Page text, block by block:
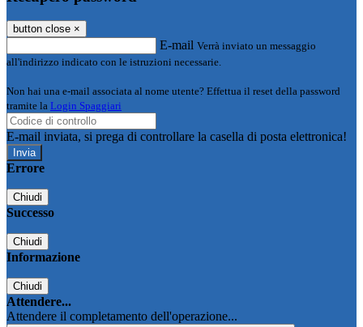
button close ×
E-mail Verrà inviato un messaggio
all'indirizzo indicato con le istruzioni necessarie.
Non hai una e-mail associata al nome utente? Effettua il reset della password
tramite la Login Spaggiari
E-mail inviata, si prega di controllare la casella di posta elettronica!
Errore
Chiudi
Successo
Chiudi
Informazione
Chiudi
Attendere...
Attendere il completamento dell'operazione...